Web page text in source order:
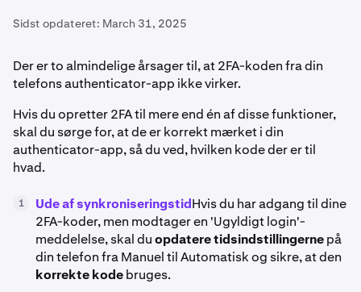
Sidst opdateret: March 31, 2025
Der er to almindelige årsager til, at 2FA-koden fra din
telefons authenticator-app ikke virker.
Hvis du opretter 2FA til mere end én af disse funktioner,
skal du sørge for, at de er korrekt mærket i din
authenticator-app, så du ved, hvilken kode der er til
hvad.
1 Ude af synkroniseringstidHvis du har adgang til dine
2FA-koder, men modtager en 'Ugyldigt login'-
meddelelse, skal duopdatere tidsindstillingernepå
din telefon fra Manuel til Automatisk og sikre, at den
korrekte kodebruges.